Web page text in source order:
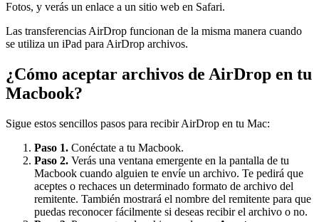
Fotos, y verás un enlace a un sitio web en Safari.
Las transferencias AirDrop funcionan de la misma manera cuando
se utiliza un iPad para AirDrop archivos.
¿Cómo aceptar archivos de AirDrop en tu
Macbook?
Sigue estos sencillos pasos para recibir AirDrop en tu Mac:
Paso 1. Conéctate a tu Macbook.
Paso 2. Verás una ventana emergente en la pantalla de tu
Macbook cuando alguien te envíe un archivo. Te pedirá que
aceptes o rechaces un determinado formato de archivo del
remitente. También mostrará el nombre del remitente para que
puedas reconocer fácilmente si deseas recibir el archivo o no.